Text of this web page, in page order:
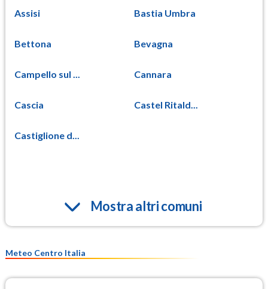
Assisi Bastia Umbra
Bettona Bevagna
Campello sul ... Cannara
Cascia Castel Ritald...
Castiglione d...
Mostra altri comuni
Meteo Centro Italia